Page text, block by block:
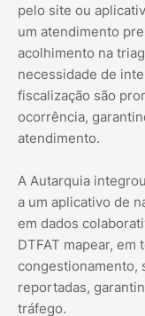
pelo site ou
um atendimento
acolhimento na
necessidade de
fiscalização são
ocorrência,
atendimento.
A Autarquia
a um aplicativo de
em dados
DTFAT mapear,
congestionamento,
reportadas,
tráfego.